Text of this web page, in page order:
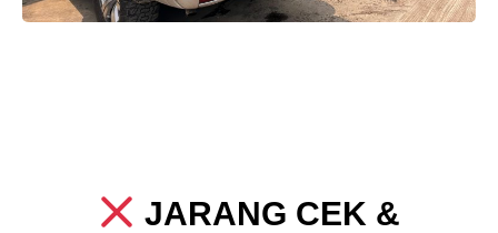
JARANG CEK &